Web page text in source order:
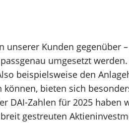
Kunden gegenüber
umgesetzt
beispielsweise den
bieten sich
DAI-Zahlen für 2025 haben
gestreuten